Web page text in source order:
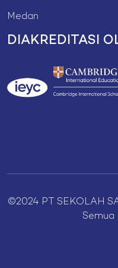
Medan
DIAKREDITASI
©2024 PT SEKOLAH
Semua